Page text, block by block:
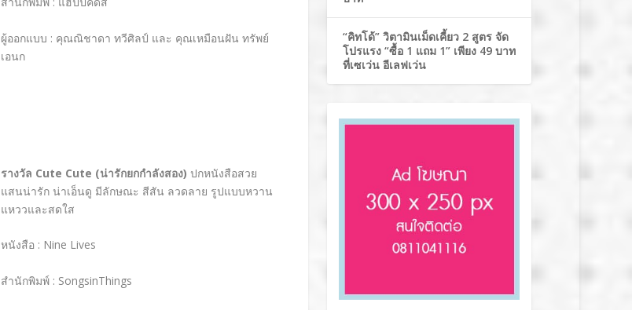
ผู้ออกแบบ : คุณณิชาดา ทวีศิลป์ และ คุณเหมือนฝัน ทรัพย์
เอนก
รางวัล Cute Cute (น่ารักยกกำลังสอง) ปกหนังสือสวย
แสนน่ารัก น่าเอ็นดู มีลักษณะ สีสัน ลวดลาย รูปแบบหวาน
แหววและสดใส
หนังสือ : Nine Lives
สำนักพิมพ์ : SongsinThings
“คิทโด้” วิตามินเม็ดเคี้ยว 2 สูตร จัด
โปรแรง “ซื้อ 1 แถม 1” เพียง 49 บาท
ที่เซเว่น อีเลฟเว่น